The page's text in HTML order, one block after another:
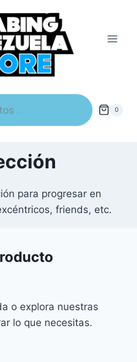
0
para progresar en
friends, etc.
o explora nuestras
lo que necesitas.